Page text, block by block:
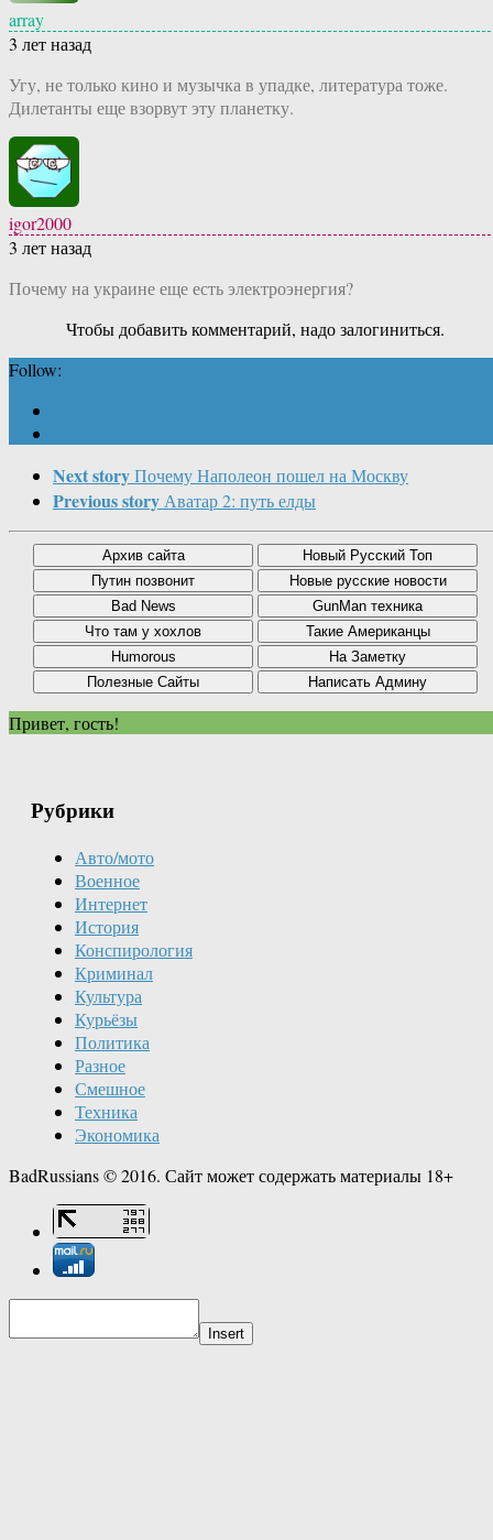
array
3 лет назад
Угу, не только кино и музычка в упадке, литература тоже.
Дилетанты еще взорвут эту планетку.
igor2000
3 лет назад
Почему на украине еще есть электроэнергия?
Чтобы добавить комментарий, надо залогиниться.
Follow:
Next storyПочему Наполеон пошел на Москву
Previous storyАватар 2: путь елды
Привет, гость!
Рубрики
Авто/мото
Военное
Интернет
История
Конспирология
Криминал
Культура
Курьёзы
Политика
Разное
Смешное
Техника
Экономика
BadRussians © 2016. Сайт может содержать материалы 18+
Insert